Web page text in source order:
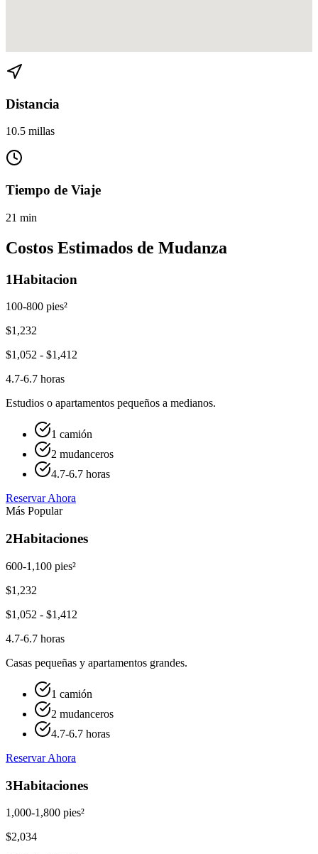
Distancia
10.5 millas
Tiempo de Viaje
21 min
Costos Estimados de Mudanza
1Habitacion
100-800 pies²
$1,232
$1,052 - $1,412
4.7-6.7 horas
Estudios o apartamentos pequeños a medianos.
1 camión
2 mudanceros
4.7-6.7 horas
Reservar Ahora
Más Popular
2Habitaciones
600-1,100 pies²
$1,232
$1,052 - $1,412
4.7-6.7 horas
Casas pequeñas y apartamentos grandes.
1 camión
2 mudanceros
4.7-6.7 horas
Reservar Ahora
3Habitaciones
1,000-1,800 pies²
$2,034